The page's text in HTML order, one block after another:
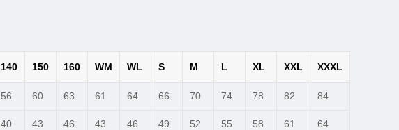
140 150 160 WM WL S M L XL XXL XXXL
56 60 63 61 64 66 70 74 78 82 84
40 43 46 43 46 49 52 55 58 61 64